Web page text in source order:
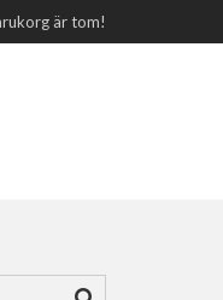
är tom!